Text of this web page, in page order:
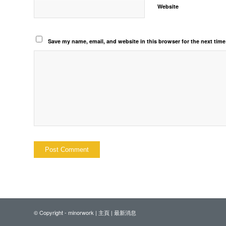
Website
Save my name, email, and website in this browser for the next
© Copyright - minorwork | 主頁 | 最新消息